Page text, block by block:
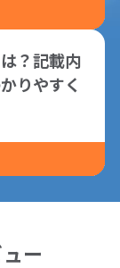
？記載内
りやすく
ー